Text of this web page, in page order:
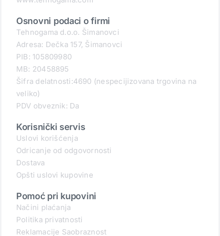
Osnovni podaci o firmi
Tehnogama d.o.o. Šimanovci
Adresa: Dečka 157, Šimanovci
PIB: 105809980
MB: 20458895
Šifra delatnosti:4690 (nespecijizovana trgovina na
veliko)
PDV obveznik: Da
Korisnički servis
Uslovi korišćenja
Odricanje od odgovornosti
Dostava
Opšti uslovi kupovine
Pomoć pri kupovini
Načini plaćanja
Politika privatnosti
Reklamacije Saobraznost